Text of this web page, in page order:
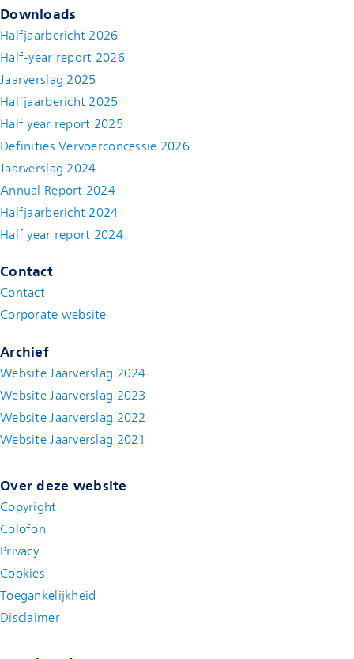
Downloads
Halfjaarbericht 2026
Half-year report 2026
Jaarverslag 2025
Halfjaarbericht 2025
Half year report 2025
Definities Vervoerconcessie 2026
Jaarverslag 2024
Annual Report 2024
Halfjaarbericht 2024
Half year report 2024(new window)
Contact
Contact(new window)
Corporate website
Archief
Website Jaarverslag 2024
Website Jaarverslag 2023
Website Jaarverslag 2022
Website Jaarverslag 2021
Over deze website
Copyright
Colofon
Privacy
Cookies
Toegankelijkheid
Disclaimer(new window)